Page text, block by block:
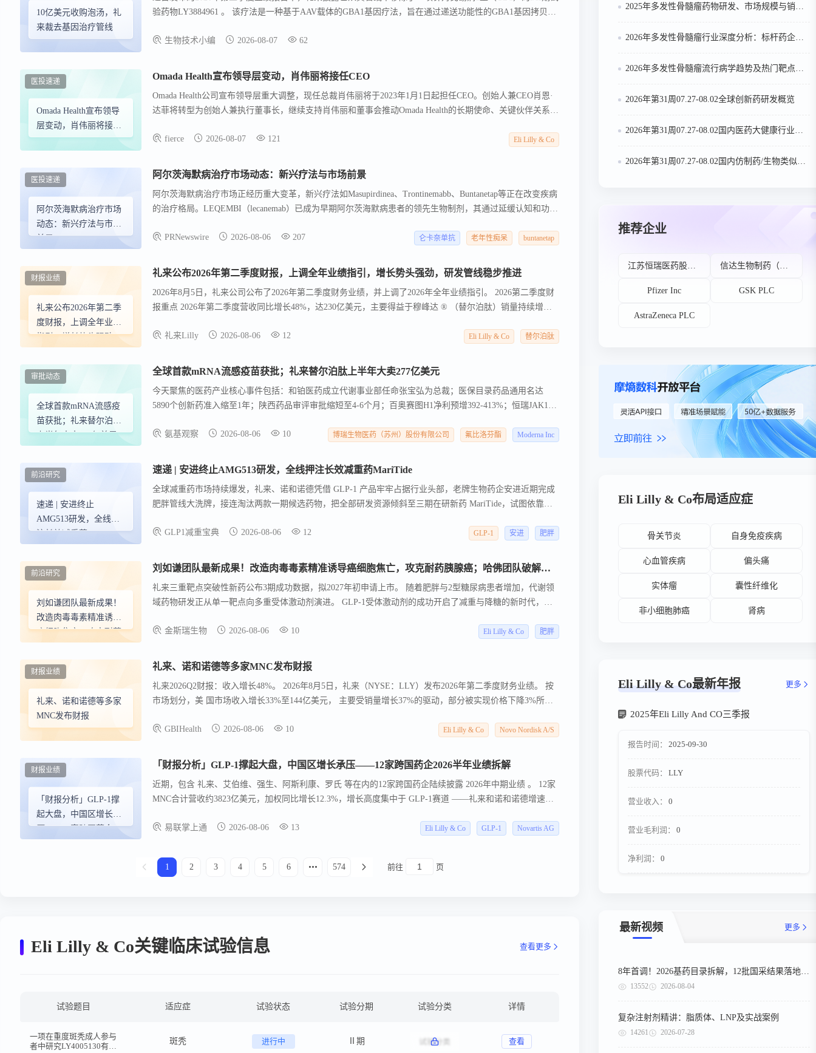
10亿美元收购泡汤，礼
来裁去基因治疗管线
验药物LY3884961 。 该疗法是一种基于AAV载体的GBA1基因疗法，旨在通过递送功能性的GBA1基因拷贝，
法项目未达到我们内部设定的严格成功标准，因此已从管线中移除。
生物技术小编 2026-08-07 62
Omada Health宣布领导
层变动，肖伟丽将接任
CEO
医投速递 Omada Health宣布领导层变动，肖伟丽将接任CEO
Omada Health公司宣布领导层重大调整，现任总裁肖伟丽将于2023年1月1日起担任CEO。创始人兼CEO肖恩·
达菲将转型为创始人兼执行董事长，继续支持肖伟丽和董事会推动Omada Health的长期使命、关键伙伴关系和
肖伟丽负责公司的盈利和全面运营议程，领导产品、商业和运营战略，将公司从单一疾病项目扩展到多疾病
全球医疗保健和生物制药业务的多个高级领导职务。Omada Health在第二季度业绩报告中还宣布，公司收入同
亿美元之间，同比增长30%。
fierce 2026-08-07 121 Eli Lilly & Co
阿尔茨海默病治疗市场
动态：新兴疗法与市场
前景
医投速递 阿尔茨海默病治疗市场动态：新兴疗法与市场前景
阿尔茨海默病治疗市场正经历重大变革，新兴疗法如Masupirdinea、Trontinemabb、Buntanetap等正在改变疾病
的治疗格局。LEQEMBI（lecanemab）已成为早期阿尔茨海默病患者的领先生物制剂，其通过延缓认知和功能
ALLYDONE透皮贴片等，也在临床管理中发挥着重要作用。DelveInsight预测，到2036年，阿尔茨海默病市场
的诊断进步以及强大的后期管线推动。本文将重点介绍六种即将进入阿尔茨海默病治疗市场的后期疗法，包
Squibb的COBENFY、Eli Lilly的Remternetug和Annovis Bio的Buntanetap等。
PRNewswire 2026-08-06 207 仑卡奈单抗 老年性痴呆 buntanetap
礼来公布2026年第二季
度财报，上调全年业绩
指引，增长势头强劲，
财报业绩 礼来公布2026年第二季度财报，上调全年业绩指引，增长势头强劲，研发管线稳步推进
2026年8月5日，礼来公司公布了2026年第二季度财务业绩，并上调了2026年全年业绩指引。 2026第二季度财
报重点 2026年第二季度营收同比增长48%，达230亿美元，主要得益于穆峰达 ® （替尔泊肽）销量持续增
礼来Lilly
2026-08-06 12 Eli Lilly & Co 替尔泊肽
全球首款mRNA流感疫
苗获批；礼来替尔泊肽
上半年大卖277亿美元
审批动态 全球首款mRNA流感疫苗获批；礼来替尔泊肽上半年大卖277亿美元
今天聚焦的医药产业核心事件包括：和铂医药成立代谢事业部任命张宝弘为总裁；医保目录药品通用名达
5890个创新药准入缩至1年；陕西药品审评审批缩短至4-6个月；百奥赛图H1净利预增392-413%；恒瑞JAK1抑
曲妥珠单抗获批结直肠癌新适应症；海思科HSK51155口服镇痛药获批临床；卫材仑卡奈单抗皮下剂型博鳌乐
批准；礼来替尔泊肽上半年大卖277亿美元；Moderna启动全球首个埃博拉mRNA疫苗I期临床，中国生物制药
高减重9.2%等。 ◍ 市场速递 政策 · 产业动态。 解读： 陕西药品审评审批降至4-6个月接近全国领先水
平，"春雨行动"以"一企一策"精准服务推动创新医疗器械转化，地方医药产业从监管提速到创新孵化的闭环正
氨基观察 2026-08-06 10 博瑞生物医药（苏州）股份有限公司 氟比洛芬酯 Moderna Inc
速递 | 安进终止
AMG513研发，全线押
注长效减重药MariTide
前沿研究 速递 | 安进终止AMG513研发，全线押注长效减重药MariTide
全球减重药市场持续爆发，礼来、诺和诺德凭借 GLP-1 产品牢牢占据行业头部，老牌生物药企安进近期完成
肥胖管线大洗牌，接连淘汰两款一期候选药物，把全部研发资源倾斜至三期在研新药 MariTide，试图依靠差
AMG513 肥胖候选药物的后续开发计划，这一动作也彻底坐实公司聚焦单一核心减重资产的战略路线。 回溯
GLP1减重宝典 2026-08-06 12 GLP-1 安进 肥胖
刘如谦团队最新成果！
改造肉毒毒素精准诱导
癌细胞焦亡，攻克耐药
老年患者抗癌难题，利
用体内CRISPR筛选出全
新靶点
前沿研究 刘如谦团队最新成果！改造肉毒毒素精准诱导癌细胞焦亡，攻克耐药胰腺癌；哈佛团队破解老年患者抗癌难题，利用体内CRISPR筛选出全新靶点
礼来三重靶点突破性新药公布3期成功数据，拟2027年初申请上市。 随着肥胖与2型糖尿病患者增加，代谢领
域药物研发正从单一靶点向多重受体激动剂演进。 GLP-1受体激动剂的成功开启了减重与降糖的新时代，而
金斯瑞生物
2026-08-06 10 Eli Lilly & Co 肥胖
礼来、诺和诺德等多家
MNC发布财报
财报业绩 礼来、诺和诺德等多家MNC发布财报
礼来2026Q2财报：收入增长48%。 2026年8月5日，礼来（NYSE：LLY）发布2026年第二季度财务业绩。 按
市场划分，美 国市场收入增长33%至144亿美元， 主要受销量增长37%的驱动，部分被实现价格下降3%所抵
GBIHealth
2026-08-06 10 Eli Lilly & Co Novo Nordisk A/S
「财报分析」GLP-1撑
起大盘，中国区增长承
压——12家跨国药企
财报业绩 「财报分析」GLP-1撑起大盘，中国区增长承压——12家跨国药企2026半年业绩拆解
近期，包含 礼来、艾伯维、强生、阿斯利康、罗氏 等在内的12家跨国药企陆续披露 2026年中期业绩 。 12家
MNC合计营收约3823亿美元，加权同比增长12.3%，增长高度集中于 GLP-1赛道 ——礼来和诺和诺德增速明
易联掌上通
2026-08-06 13 Eli Lilly & Co GLP-1 Novartis AG
1 2 3 4 5 6 574 前往 页
Eli Lilly & Co关键临床试验信息 查看更多
试验题目 适应症 试验状态 试验分期 试验分类 详情
一项在重度斑秃成人参与
者中研究LY4005130有效
斑秃 进行中 Ⅱ期 查看
2025年多发性骨髓瘤药物研发、市场规模与销售趋势全解析
2026年多发性骨髓瘤行业深度分析：标杆药企案例与技术迭代研判
2026年多发性骨髓瘤流行病学趋势及热门靶点药物市场表现洞察
2026年第31周07.27-08.02全球创新药研发概览
2026年第31周07.27-08.02国内医药大健康行业政策法规汇总
2026年第31周07.27-08.02国内仿制药/生物类似物申报/审批数据分析
推荐企业
江苏恒瑞医药股份有限公司 信达生物制药（苏州）有限公司
Pfizer Inc GSK PLC
AstraZeneca PLC
Eli Lilly & Co布局适应症
骨关节炎 自身免疫疾病
心血管疾病 偏头痛
实体瘤 囊性纤维化
非小细胞肺癌 肾病
Eli Lilly & Co最新年报 更多
2025年Eli Lilly And CO三季报
报告时间： 2025-09-30
股票代码： LLY
营业收入： 0
营业毛利润： 0
净利润： 0
最新视频 更多
13552 2026-08-04
复杂注射剂精讲：脂质体、LNP及实战案例
14261 2026-07-28